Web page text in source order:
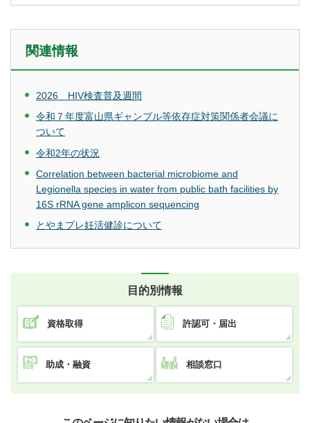
関連情報
2026 HIV検査普及週間
令和７年度富山県ギャンブル等依存症対策関係者会議に
ついて
令和2年の状況
Correlation between bacterial microbiome and
Legionella species in water from public bath facilities by
16S rRNA gene amplicon sequencing
とやまプレ妊活健診について
目的別情報
資格取得 許認可・届出
助成・融資 相談窓口